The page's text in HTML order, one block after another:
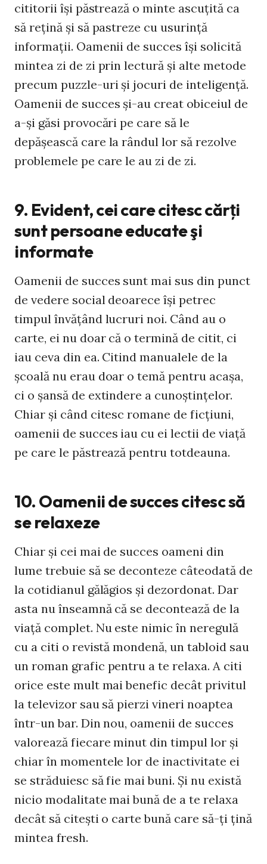
cititorii îşi păstrează o minte ascuţită ca
să reţină şi să pastreze cu usurinţă
informaţii. Oamenii de succes îşi solicită
mintea zi de zi prin lectură şi alte metode
precum puzzle-uri şi jocuri de inteligenţă.
Oamenii de succes şi-au creat obiceiul de
a-şi găsi provocări pe care să le
depăşească care la rândul lor să rezolve
problemele pe care le au zi de zi.
9. Evident, cei care citesc cărţi
sunt persoane educate şi
informate
Oamenii de succes sunt mai sus din punct
de vedere social deoarece îşi petrec
timpul învăţând lucruri noi. Când au o
carte, ei nu doar că o termină de citit, ci
iau ceva din ea. Citind manualele de la
şcoală nu erau doar o temă pentru acaşa,
ci o şansă de extindere a cunoştinţelor.
Chiar şi când citesc romane de ficţiuni,
oamenii de succes iau cu ei lectii de viaţă
pe care le păstrează pentru totdeauna.
10. Oamenii de succes citesc să
se relaxeze
Chiar şi cei mai de succes oameni din
lume trebuie să se deconteze câteodată de
la cotidianul gălăgios şi dezordonat. Dar
asta nu înseamnă că se decontează de la
viaţă complet. Nu este nimic în neregulă
cu a citi o revistă mondenă, un tabloid sau
un roman grafic pentru a te relaxa. A citi
orice este mult mai benefic decât privitul
la televizor sau să pierzi vineri noaptea
într-un bar. Din nou, oamenii de succes
valorează fiecare minut din timpul lor şi
chiar în momentele lor de inactivitate ei
se străduiesc să fie mai buni. Şi nu există
nicio modalitate mai bună de a te relaxa
decât să citeşti o carte bună care să-ţi ţină
mintea fresh.